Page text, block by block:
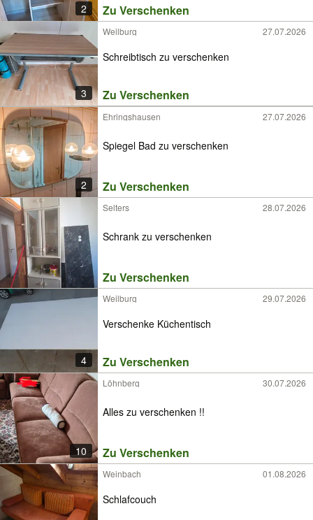
2 Zu Verschenken
3
Weilburg 27.07.2026
Schreibtisch zu verschenken
Zu Verschenken
2
Ehringshausen 27.07.2026
Spiegel Bad zu verschenken
Zu Verschenken
Selters 28.07.2026
Schrank zu verschenken
Zu Verschenken
4
Weilburg 29.07.2026
Verschenke Küchentisch
Zu Verschenken
10
Löhnberg 30.07.2026
Alles zu verschenken !!
Zu Verschenken
Weinbach 01.08.2026
Schlafcouch